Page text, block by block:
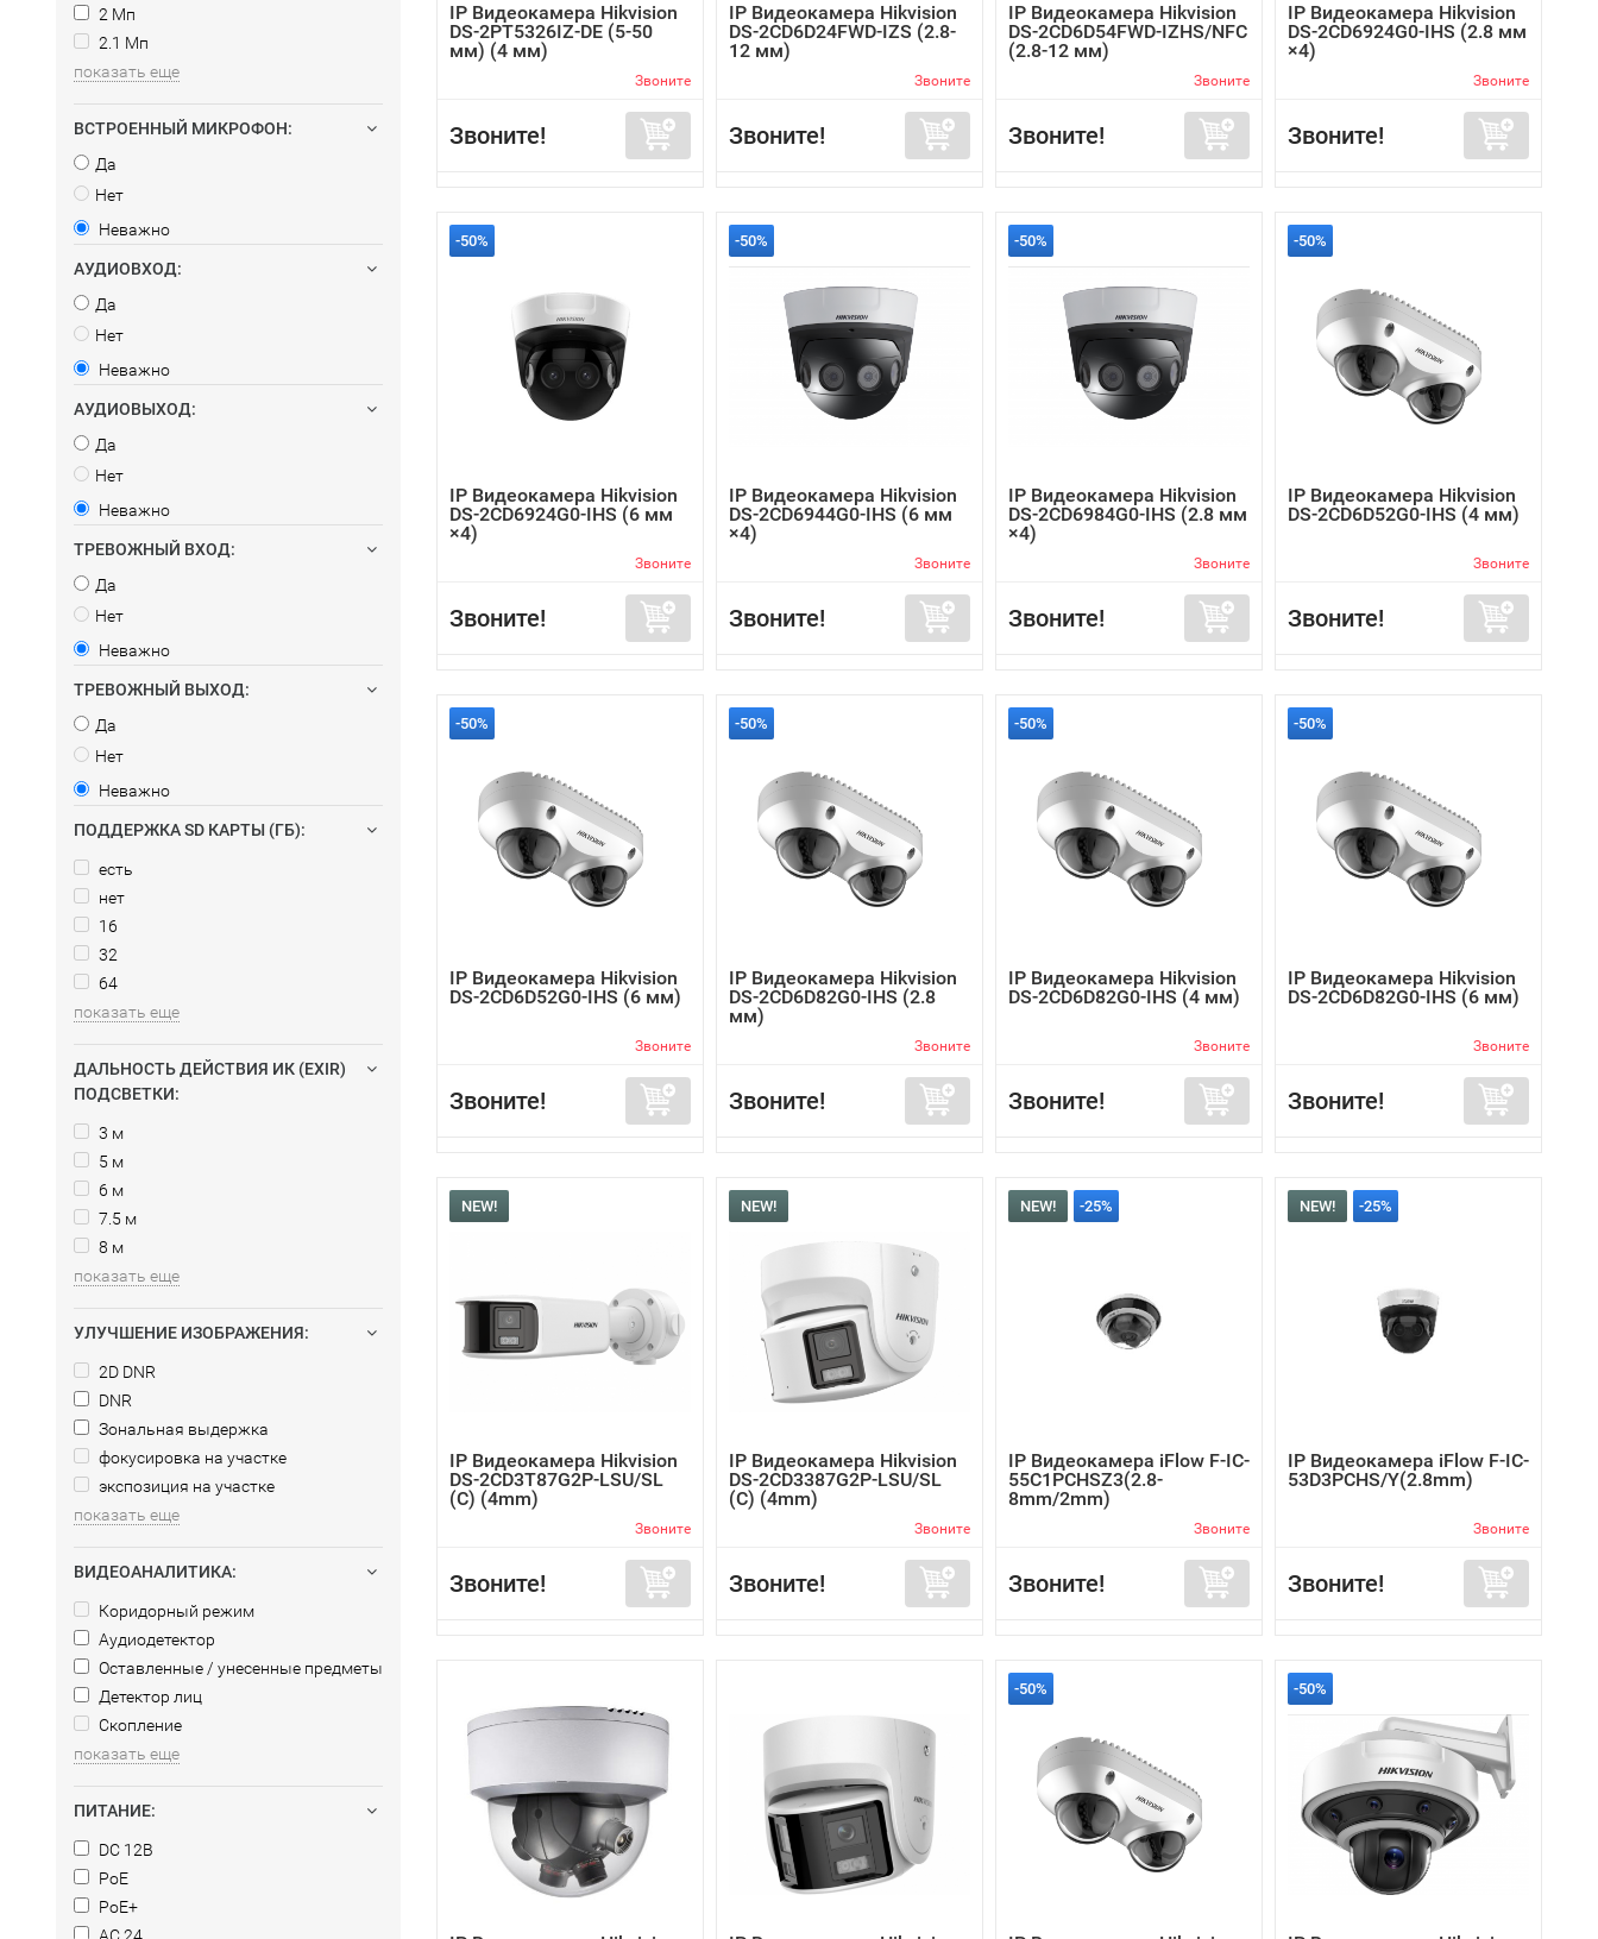
2 Мп
2.1 Мп
показать еще
ВСТРОЕННЫЙ МИКРОФОН:
Да
Нет
Неважно
АУДИОВХОД:
Да
Нет
Неважно
АУДИОВЫХОД:
Да
Нет
Неважно
ТРЕВОЖНЫЙ ВХОД:
Да
Нет
Неважно
ТРЕВОЖНЫЙ ВЫХОД:
Да
Нет
Неважно
ПОДДЕРЖКА SD КАРТЫ (ГБ):
есть
нет
16
32
64
показать еще
ДАЛЬНОСТЬ ДЕЙСТВИЯ ИК (EXIR)
ПОДСВЕТКИ:
3 м
5 м
6 м
7.5 м
8 м
показать еще
УЛУЧШЕНИЕ ИЗОБРАЖЕНИЯ:
2D DNR
DNR
Зональная выдержка
фокусировка на участке
экспозиция на участке
показать еще
ВИДЕОАНАЛИТИКА:
Коридорный режим
Аудиодетектор
Оставленные / унесенные предметы
Детектор лиц
Скопление
показать еще
ПИТАНИЕ:
DC 12В
PoE
PoE+
IP Видеокамера Hikvision
DS-2PT5326IZ-DE (5-50
мм) (4 мм)
Звоните
Звоните!
IP Видеокамера Hikvision
DS-2CD6D24FWD-IZS (2.8-
12 мм)
Звоните
Звоните!
IP Видеокамера Hikvision
DS-2CD6D54FWD-IZHS/NFC
(2.8-12 мм)
Звоните
Звоните!
IP Видеокамера Hikvision
DS-2CD6924G0-IHS (2.8 мм
×4)
Звоните
Звоните!
-50%
IP Видеокамера Hikvision
DS-2CD6924G0-IHS (6 мм
×4)
Звоните
Звоните!
-50%
IP Видеокамера Hikvision
DS-2CD6944G0-IHS (6 мм
×4)
Звоните
Звоните!
-50%
IP Видеокамера Hikvision
DS-2CD6984G0-IHS (2.8 мм
×4)
Звоните
Звоните!
-50%
IP Видеокамера Hikvision
DS-2CD6D52G0-IHS (4 мм)
Звоните
Звоните!
-50%
IP Видеокамера Hikvision
DS-2CD6D52G0-IHS (6 мм)
Звоните
Звоните!
-50%
IP Видеокамера Hikvision
DS-2CD6D82G0-IHS (2.8
мм)
Звоните
Звоните!
-50%
IP Видеокамера Hikvision
DS-2CD6D82G0-IHS (4 мм)
Звоните
Звоните!
-50%
IP Видеокамера Hikvision
DS-2CD6D82G0-IHS (6 мм)
Звоните
Звоните!
NEW!
IP Видеокамера Hikvision
DS-2CD3T87G2P-LSU/SL
(C) (4mm)
Звоните
Звоните!
NEW!
IP Видеокамера Hikvision
DS-2CD3387G2P-LSU/SL
(C) (4mm)
Звоните
Звоните!
NEW! -25%
IP Видеокамера iFlow F-IC-
55C1PCHSZ3(2.8-
8mm/2mm)
Звоните
Звоните!
NEW! -25%
IP Видеокамера iFlow F-IC-
53D3PCHS/Y(2.8mm)
Звоните
Звоните!
-50% -50%